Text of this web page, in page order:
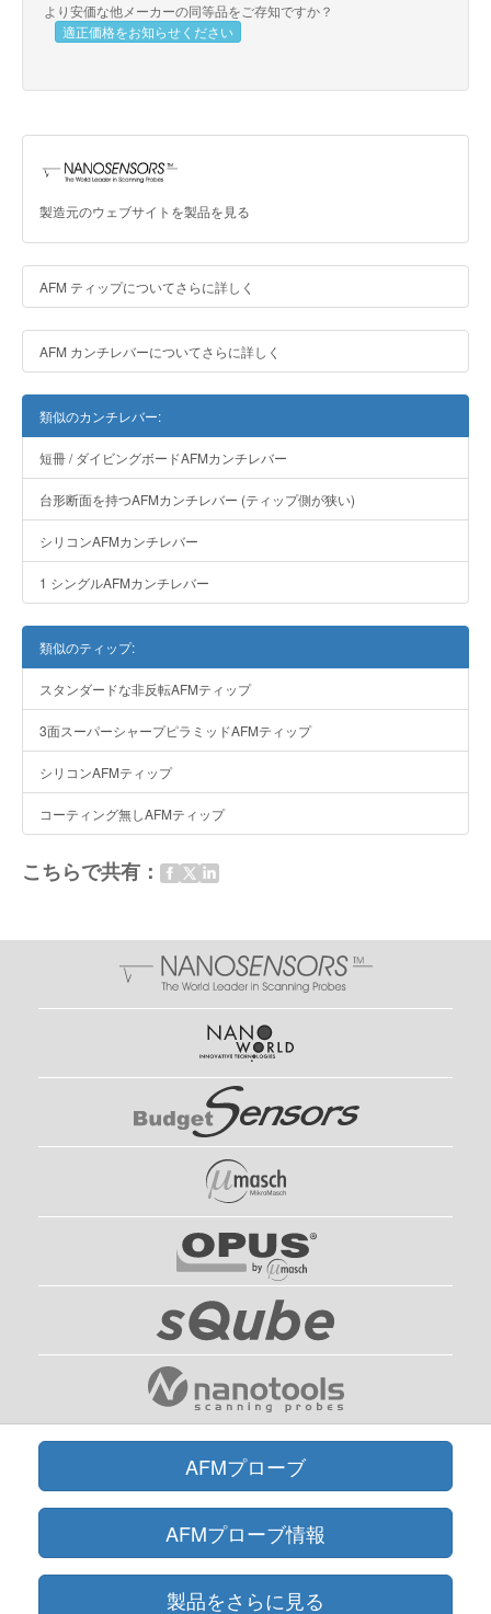
より安価な他メーカーの同等品をご存知ですか？
適正価格をお知らせください
製造元のウェブサイトを製品を見る
AFM ティップについてさらに詳しく
AFM カンチレバーについてさらに詳しく
類似のカンチレバー:
短冊 / ダイビングボードAFMカンチレバー
台形断面を持つAFMカンチレバー (ティップ側が狭い)
シリコンAFMカンチレバー
1 シングルAFMカンチレバー
類似のティップ:
スタンダードな非反転AFMティップ
3面スーパーシャープピラミッドAFMティップ
シリコンAFMティップ
コーティング無しAFMティップ
こちらで共有：
AFMプローブ
AFMプローブ情報
製品をさらに見る